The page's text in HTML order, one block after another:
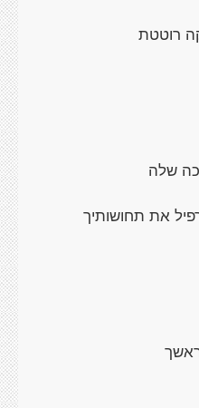
רוטטת
שלה
את תחושותיך